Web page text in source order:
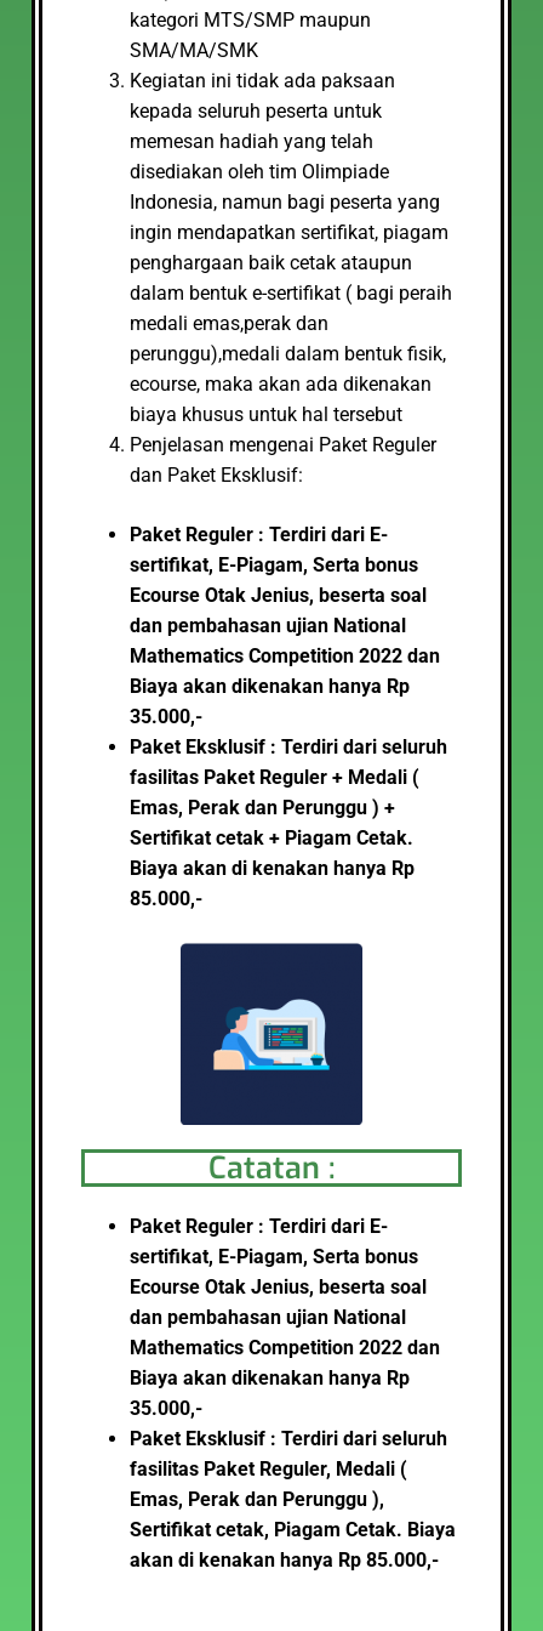
kategori MTS/SMP maupun
SMA/MA/SMK
Kegiatan ini tidak ada paksaan
kepada seluruh peserta untuk
memesan hadiah yang telah
disediakan oleh tim Olimpiade
Indonesia, namun bagi peserta yang
ingin mendapatkan sertifikat, piagam
penghargaan baik cetak ataupun
dalam bentuk e-sertifikat ( bagi peraih
medali emas,perak dan
perunggu),medali dalam bentuk fisik,
ecourse, maka akan ada dikenakan
biaya khusus untuk hal tersebut
Penjelasan mengenai Paket Reguler
dan Paket Eksklusif:
Paket Reguler : Terdiri dari E-
sertifikat, E-Piagam, Serta bonus
Ecourse Otak Jenius, beserta soal
dan pembahasan ujian National
Mathematics Competition 2022 dan
Biaya akan dikenakan hanya Rp
35.000,-
Paket Eksklusif : Terdiri dari seluruh
fasilitas Paket Reguler + Medali (
Emas, Perak dan Perunggu ) +
Sertifikat cetak + Piagam Cetak.
Biaya akan di kenakan hanya Rp
85.000,-
Catatan :
Paket Reguler : Terdiri dari E-
sertifikat, E-Piagam, Serta bonus
Ecourse Otak Jenius, beserta soal
dan pembahasan ujian National
Mathematics Competition 2022 dan
Biaya akan dikenakan hanya Rp
35.000,-
Paket Eksklusif : Terdiri dari seluruh
fasilitas Paket Reguler, Medali (
Emas, Perak dan Perunggu ),
Sertifikat cetak, Piagam Cetak. Biaya
akan di kenakan hanya Rp 85.000,-